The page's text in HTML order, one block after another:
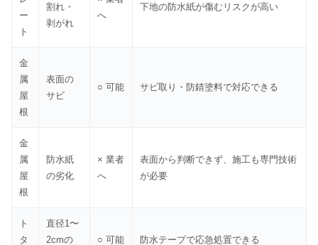
ー
ト
割れ・
剥がれ
へ
下地の防水紙が傷むリスクが高い
金
属
屋
根
表面の
サビ
○ 可能 サビ取り・防錆塗料で対応できる
金
属
屋
根
防水紙
の劣化
× 業者
へ
表面から判断できず、施工も専門技術
が必要
ト
タ
直径1〜
2cmの
○ 可能 防水テープで応急処置できる